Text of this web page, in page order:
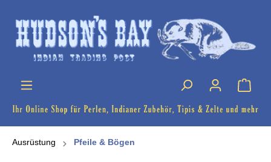
Ausrüstung Pfeile & Bögen